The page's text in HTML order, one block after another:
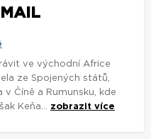
ve východní Africe
ze Spojených států,
Číně a Rumunsku, kde
Keňa... zobrazit více